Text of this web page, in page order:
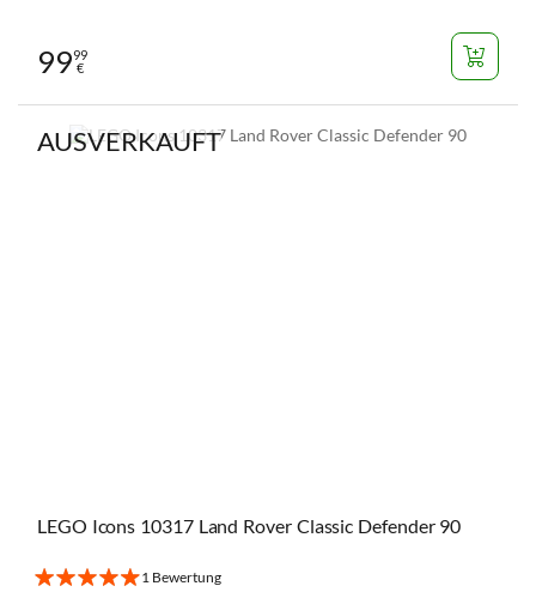
9999
€
AUSVERKAUFT
LEGO Icons 10317 Land Rover Classic Defender 90
1 Bewertung